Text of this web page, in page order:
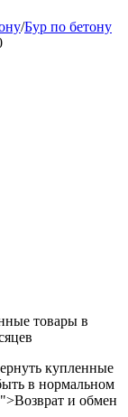
/Бур по бетону
товары в
купленные
в нормальном
и обмен